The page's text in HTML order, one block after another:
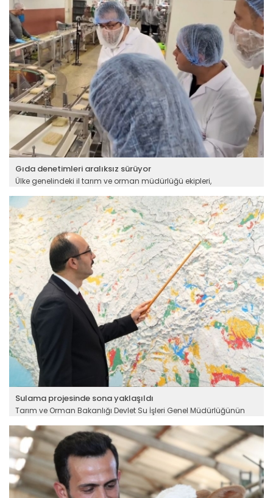
Gıda denetimleri aralıksız sürüyor
Ülke genelindeki il tarım ve orman müdürlüğü ekipleri,
için denetimlerini sürdürüyor.
Devamını Oku ->
Sulama projesinde sona yaklaşıldı
Tarım ve Orman Bakanlığı Devlet Su İşleri Genel Müdürlüğünün
Projesi'nin yüzde 52'si tamamlandı. 2029 yılı sonunda
tamamlanması planlanan projeyle üreticilere yıllık yaklaşık 1
milyar 862 milyon lira ek gelir sağlanması hedefleniyor.
Devamını Oku ->